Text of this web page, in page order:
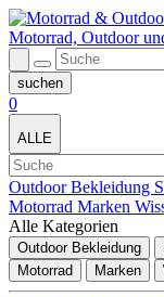
0
ALLE
Outdoor Bekleidung
Motorrad Marken
Alle Kategorien
Outdoor Bekleidung
Motorrad
Marken